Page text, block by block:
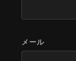
メール